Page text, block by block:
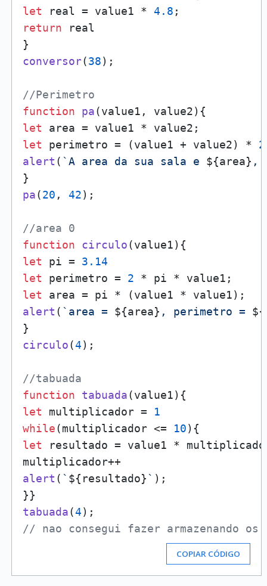
let real = value1 * 4.8
return real
conversor(38);
//Perimetro
function
pa(value1, value2
let
let perimetro = (value1 + value2) * 2
alert ( `A area da sua sala e ${area} ,
pa(20 , 42);
//area 0
function
circulo(value1
let pi = 3.14
let perimetro = 2
let
alert ( `area = ${area} , perimetro =
circulo(4);
//tabuada
function
tabuada(value1
let multiplicador = 1
while(multiplicador <= 10
let resultado = value1 *
alert ( ` ${resultado}` );
tabuada(4
// nao consegui fazer armazenando
COPIAR CÓDIGO